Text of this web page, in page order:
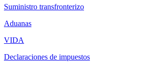
Suministro transfronterizo
Aduanas
VIDA
Declaraciones de impuestos